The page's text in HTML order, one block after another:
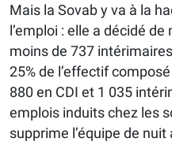
Mais la Sovab y va à la
l’emploi : elle a décidé
moins de 737
25% de l’effectif
880 en CDI et 1 035
emplois induits chez les
supprime l’équipe de